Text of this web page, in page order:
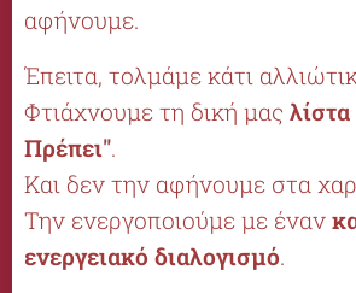
αφήνουμε.
Έπειτα, τολμάμε κάτι
Φτιάχνουμε τη δική μας
Πρέπει".
Και δεν την αφήνουμε στα
Την ενεργοποιούμε με έναν
ενεργειακό διαλογισμό.